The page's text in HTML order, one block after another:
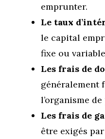
emprunter.
Le taux
le capital
fixe ou
Les frais de
généralement
l’organisme
Les frais de
être exigés